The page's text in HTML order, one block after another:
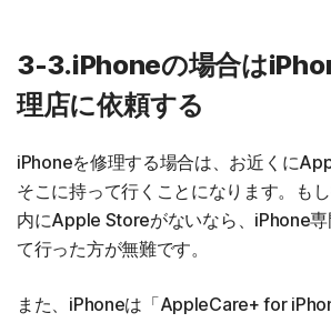
3-3.iPhoneの場合は
理店に依頼する
iPhoneを修理する場合は、お近くに
そこに持って行くことになります。も
内にApple Storeがないなら、iPhone専
て行った方が無難です。
また、iPhoneは「AppleCare+ for